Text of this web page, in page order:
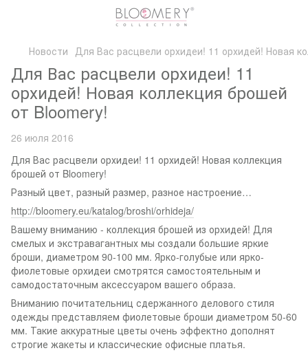
Новости Для Вас расцвели орхидеи! 11 орхидей! Новая
Для Вас расцвели орхидеи! 11
орхидей! Новая коллекция брошей
от Bloomery!
26 июля 2016
Для Вас расцвели орхидеи! 11 орхидей! Новая коллекция
брошей от Bloomery!
Разный цвет, разный размер, разное настроение…
http://bloomery.eu/katalog/broshi/orhideja/
Вашему вниманию - коллекция брошей из орхидей! Для
смелых и экстравагантных мы создали большие яркие
броши, диаметром 90-100 мм. Ярко-голубые или ярко-
фиолетовые орхидеи смотрятся самостоятельным и
самодостаточным аксессуаром вашего образа.
Вниманию почитательниц сдержанного делового стиля
одежды представляем фиолетовые броши диаметром 50-60
мм. Такие аккуратные цветы очень эффектно дополнят
строгие жакеты и классические офисные платья.